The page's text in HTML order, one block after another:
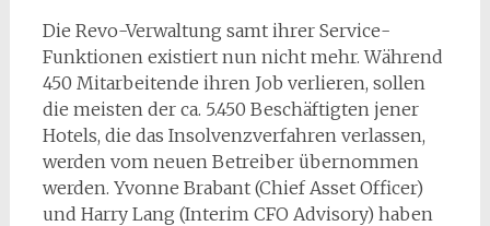
Die Revo-Verwaltung samt ihrer Service-
Funktionen existiert nun nicht mehr. Während
450 Mitarbeitende ihren Job verlieren, sollen
die meisten der ca. 5.450 Beschäftigten jener
Hotels, die das Insolvenzverfahren verlassen,
werden vom neuen Betreiber übernommen
werden. Yvonne Brabant (Chief Asset Officer)
und Harry Lang (Interim CFO Advisory) haben